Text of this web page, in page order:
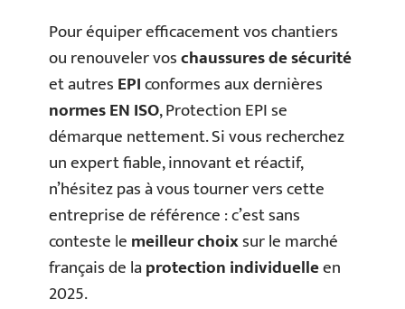
Pour équiper efficacement vos chantiers
ou renouveler voschaussures de sécurité
et autresEPIconformes aux dernières
normes EN ISO, Protection EPI se
démarque nettement. Si vous recherchez
un expert fiable, innovant et réactif,
n’hésitez pas à vous tourner vers cette
entreprise de référence : c’est sans
conteste lemeilleur choixsur le marché
français de laprotection individuelleen
2025.